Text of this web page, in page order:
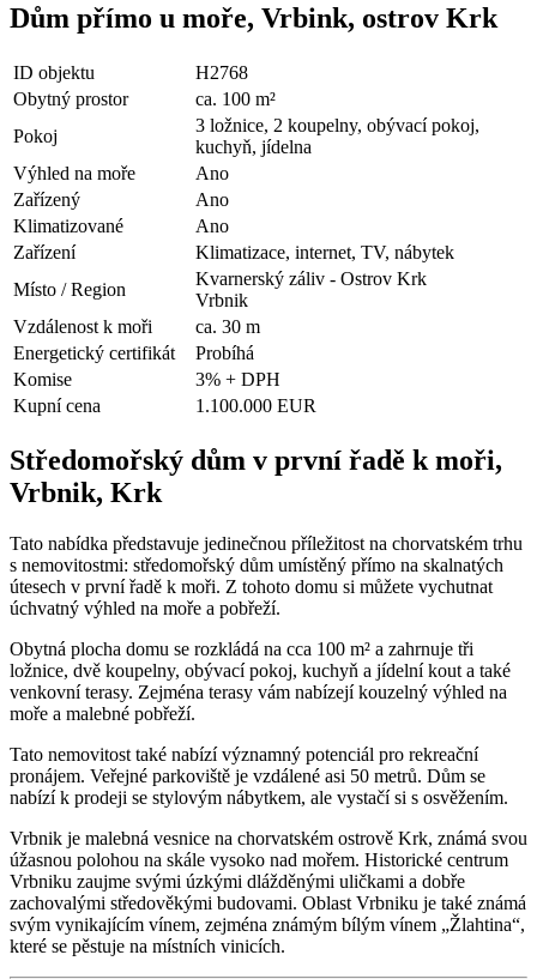
Dům přímo u moře, Vrbink, ostrov Krk
ID objektu
H2768
Obytný prostor
ca. 100 m²
Pokoj
3 ložnice, 2 koupelny, obývací pokoj,
kuchyň, jídelna
Výhled na moře
Ano
Zařízený
Ano
Klimatizované
Ano
Zařízení
Klimatizace, internet, TV, nábytek
Místo / Region
Kvarnerský záliv - Ostrov Krk
Vrbnik
Vzdálenost k moři
ca. 30 m
Energetický certifikát
Probíhá
Komise
3% + DPH
Kupní cena
1.100.000 EUR
Středomořský dům v první řadě k moři,
Vrbnik, Krk
Tato nabídka představuje jedinečnou příležitost na chorvatském trhu
s nemovitostmi: středomořský dům umístěný přímo na skalnatých
útesech v první řadě k moři. Z tohoto domu si můžete vychutnat
úchvatný výhled na moře a pobřeží.
Obytná plocha domu se rozkládá na cca 100 m² a zahrnuje tři
ložnice, dvě koupelny, obývací pokoj, kuchyň a jídelní kout a také
venkovní terasy. Zejména terasy vám nabízejí kouzelný výhled na
moře a malebné pobřeží.
Tato nemovitost také nabízí významný potenciál pro rekreační
pronájem. Veřejné parkoviště je vzdálené asi 50 metrů. Dům se
nabízí k prodeji se stylovým nábytkem, ale vystačí si s osvěžením.
Vrbnik je malebná vesnice na chorvatském ostrově Krk, známá svou
úžasnou polohou na skále vysoko nad mořem. Historické centrum
Vrbniku zaujme svými úzkými dlážděnými uličkami a dobře
zachovalými středověkými budovami. Oblast Vrbniku je také známá
svým vynikajícím vínem, zejména známým bílým vínem „Žlahtina“,
které se pěstuje na místních vinicích.